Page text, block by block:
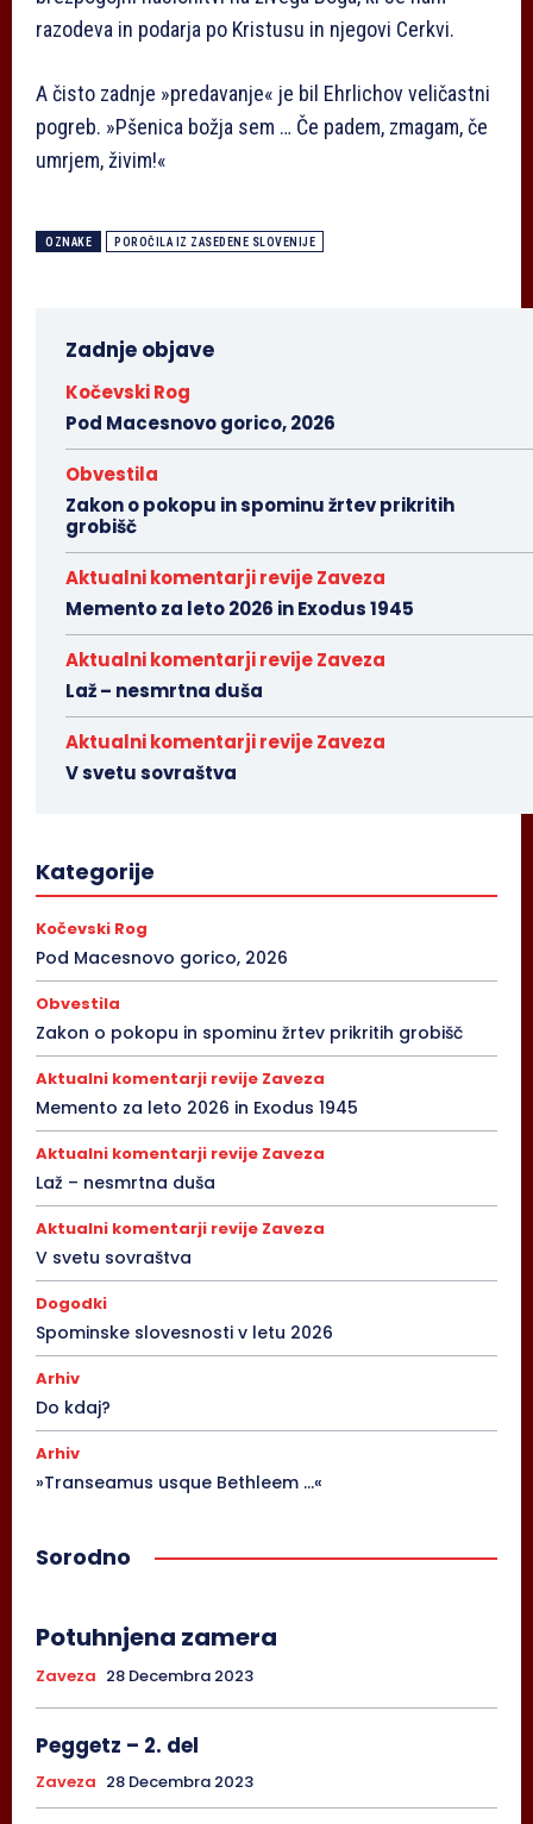
razodeva in podarja po Kristusu in njegovi Cerkvi.
A čisto zadnje »predavanje« je bil Ehrlichov veličastni
pogreb. »Pšenica božja sem … Če padem, zmagam, če
umrjem, živim!«
OZNAKE POROČILA IZ ZASEDENE SLOVENIJE
Zadnje objave
Kočevski Rog
Pod Macesnovo gorico, 2026
Obvestila
Zakon o pokopu in spominu žrtev prikritih
grobišč
Aktualni komentarji revije Zaveza
Memento za leto 2026 in Exodus 1945
Aktualni komentarji revije Zaveza
Laž – nesmrtna duša
Aktualni komentarji revije Zaveza
V svetu sovraštva
Kategorije
Kočevski Rog
Pod Macesnovo gorico, 2026
Obvestila
Zakon o pokopu in spominu žrtev prikritih grobišč
Aktualni komentarji revije Zaveza
Memento za leto 2026 in Exodus 1945
Aktualni komentarji revije Zaveza
Laž – nesmrtna duša
Aktualni komentarji revije Zaveza
V svetu sovraštva
Dogodki
Spominske slovesnosti v letu 2026
Arhiv
Do kdaj?
Arhiv
»Transeamus usque Bethleem …«
Sorodno
Potuhnjena zamera
Zaveza 28 Decembra 2023
Peggetz – 2. del
Zaveza 28 Decembra 2023